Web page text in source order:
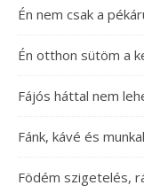
Én nem csak a
Én otthon sütöm a
Fájós háttal nem
Fánk, kávé és
Födém szigetelés,